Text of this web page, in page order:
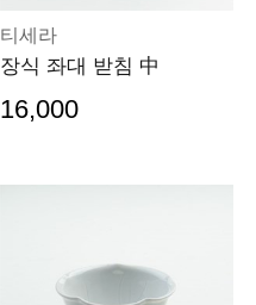
티세라
장식 좌대 받침 中
16,000